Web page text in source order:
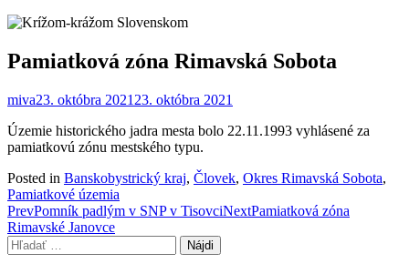
Pamiatková zóna Rimavská Sobota
miva23. októbra 2021 23. októbra 2021
Územie historického jadra mesta bolo 22.11.1993 vyhlásené za
pamiatkovú zónu mestského typu.
Posted in Banskobystrický kraj, Človek, Okres Rimavská Sobota,
Pamiatkové územia
Post
navigation
PrevPomník padlým v SNP v TisovciNextPamiatková zóna
Rimavské Janovce
Hľadať: